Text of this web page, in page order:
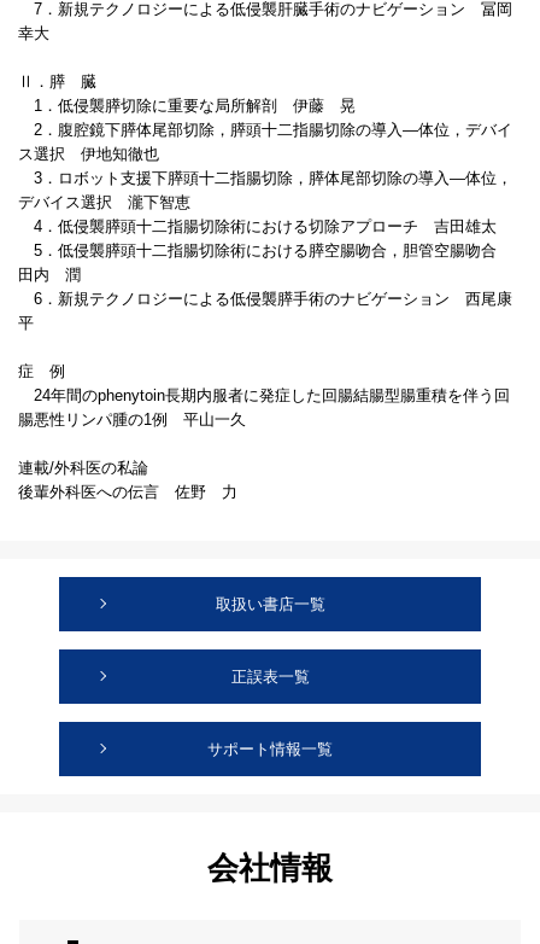
7．新規テクノロジーによる低侵襲肝臓手術のナビゲーション 冨岡
幸大
Ⅱ．膵 臓
1．低侵襲膵切除に重要な局所解剖 伊藤 晃
2．腹腔鏡下膵体尾部切除，膵頭十二指腸切除の導入―体位，デバイ
ス選択 伊地知徹也
3．ロボット支援下膵頭十二指腸切除，膵体尾部切除の導入―体位，
デバイス選択 瀧下智恵
4．低侵襲膵頭十二指腸切除術における切除アプローチ 吉田雄太
5．低侵襲膵頭十二指腸切除術における膵空腸吻合，胆管空腸吻合
田内 潤
6．新規テクノロジーによる低侵襲膵手術のナビゲーション 西尾康
平
症 例
24年間のphenytoin長期内服者に発症した回腸結腸型腸重積を伴う回
腸悪性リンパ腫の1例 平山一久
連載/外科医の私論
後輩外科医への伝言 佐野 力
取扱い書店一覧
正誤表一覧
サポート情報一覧
会社情報